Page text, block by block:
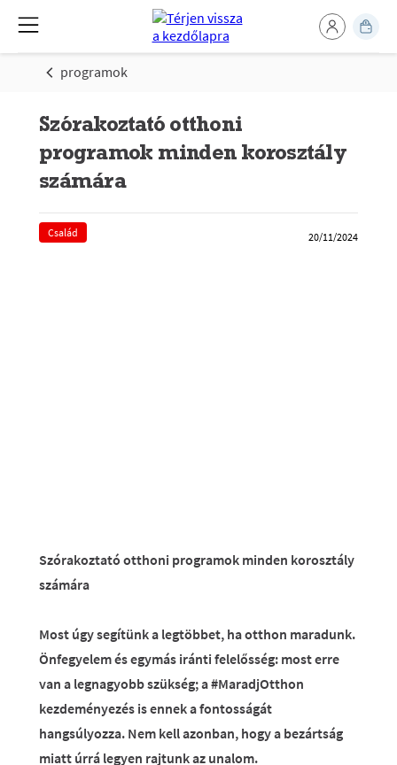
programok
Szórakoztató otthoni
programok minden korosztály
számára
Család 20/11/2024
Szórakoztató otthoni programok minden korosztály
számára
Most úgy segítünk a legtöbbet, ha otthon maradunk.
Önfegyelem és egymás iránti felelősség: most erre
van a legnagyobb szükség; a #MaradjOtthon
kezdeményezés is ennek a fontosságát
hangsúlyozza. Nem kell azonban, hogy a bezártság
miatt úrrá legyen rajtunk az unalom.